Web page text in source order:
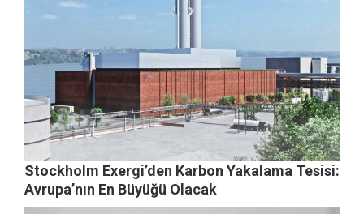
Stockholm Exergi’den Karbon Yakalama Tesisi:
Avrupa’nın En Büyüğü Olacak